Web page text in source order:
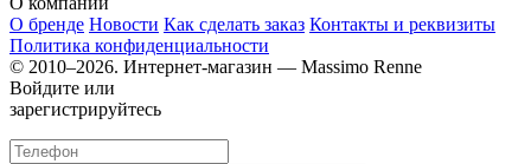
О бренде Новости Как сделать заказ Контакты и реквизиты
Политика конфиденциальности
© 2010–2026. Интернет-магазин — Massimo Renne
Войдите или
зарегистрируйтесь